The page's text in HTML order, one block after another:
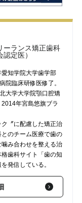
ーランス矯正歯科
定医）
知学院大学歯学部
院臨床研修医修了。
大学大学院顎口腔矯
年宮島悠旗ブラ
〞に配慮した矯正治
のチーム医療で歯の
み合わせを整える治
歯科サイト「歯の知
発信している。